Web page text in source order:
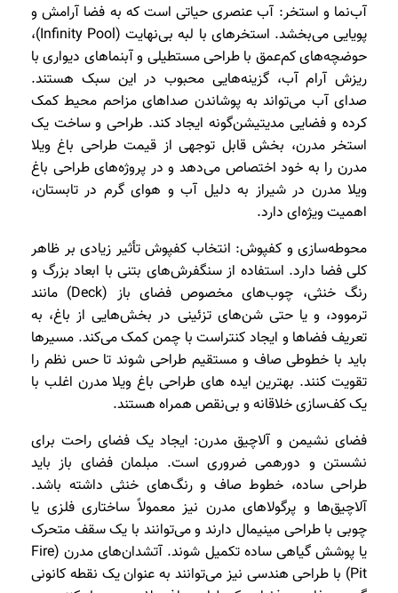
آب‌نما و استخر: آب عنصری حیاتی است که به فضا آرامش و
پویایی می‌بخشد. استخرهای با لبه بی‌نهایت (Infinity Pool)،
حوضچه‌های کم‌عمق با طراحی مستطیلی و آبنماهای دیواری با
ریزش آرام آب، گزینه‌هایی محبوب در این سبک هستند.
صدای آب می‌تواند به پوشاندن صداهای مزاحم محیط کمک
کرده و فضایی مدیتیشن‌گونه ایجاد کند. طراحی و ساخت یک
استخر مدرن، بخش قابل توجهی از قیمت طراحی باغ ویلا
مدرن را به خود اختصاص می‌دهد و در پروژه‌های طراحی باغ
ویلا مدرن در شیراز به دلیل آب و هوای گرم در تابستان،
اهمیت ویژه‌ای دارد.
محوطه‌سازی و کفپوش: انتخاب کفپوش تأثیر زیادی بر ظاهر
کلی فضا دارد. استفاده از سنگفرش‌های بتنی با ابعاد بزرگ و
رنگ خنثی، چوب‌های مخصوص فضای باز (Deck) مانند
ترموود، و یا حتی شن‌های تزئینی در بخش‌هایی از باغ، به
تعریف فضاها و ایجاد کنتراست با چمن کمک می‌کند. مسیرها
باید با خطوطی صاف و مستقیم طراحی شوند تا حس نظم را
تقویت کنند. بهترین ایده های طراحی باغ ویلا مدرن اغلب با
یک کف‌سازی خلاقانه و بی‌نقص همراه هستند.
فضای نشیمن و آلاچیق مدرن: ایجاد یک فضای راحت برای
نشستن و دورهمی ضروری است. مبلمان فضای باز باید
طراحی ساده، خطوط صاف و رنگ‌های خنثی داشته باشد.
آلاچیق‌ها و پرگولاهای مدرن نیز معمولاً ساختاری فلزی یا
چوبی با طراحی مینیمال دارند و می‌توانند با یک سقف متحرک
یا پوشش گیاهی ساده تکمیل شوند. آتشدان‌های مدرن (Fire
Pit) با طراحی هندسی نیز می‌توانند به عنوان یک نقطه کانونی